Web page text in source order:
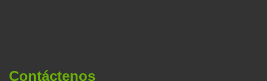
Contáctenos